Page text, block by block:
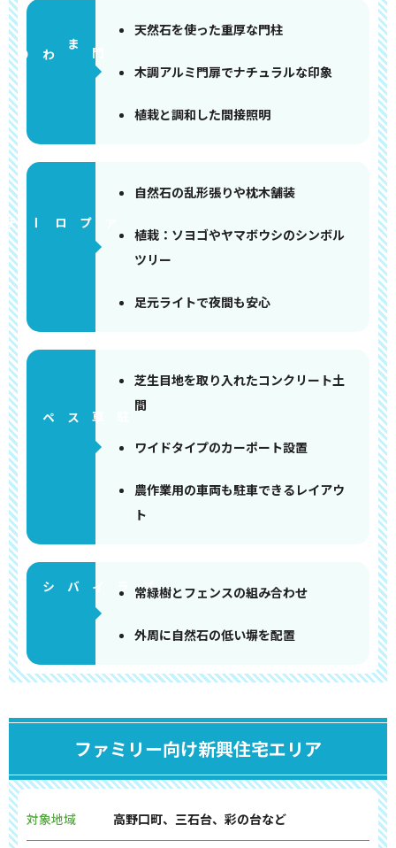
門まわり
天然石を使った重厚な門柱
木調アルミ門扉でナチュラルな印象
植栽と調和した間接照明
アプローチ
自然石の乱形張りや枕木舗装
植栽：ソヨゴやヤマボウシのシンボル
ツリー
足元ライトで夜間も安心
芝生目地を取り入れたコンクリート土
間
ワイドタイプのカーポート設置
農作業用の車両も駐車できるレイアウ
ト
常緑樹とフェンスの組み合わせ
外周に自然石の低い塀を配置
ファミリー向け新興住宅エリア
対象地域 高野口町、三石台、彩の台など